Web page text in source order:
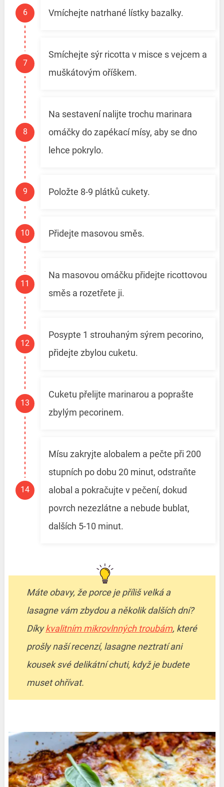
Vmíchejte natrhané lístky bazalky.
Smíchejte sýr ricotta v misce s vejcem a
muškátovým oříškem.
Na sestavení nalijte trochu marinara
omáčky do zapékací mísy, aby se dno
lehce pokrylo.
Položte 8-9 plátků cukety.
Přidejte masovou směs.
Na masovou omáčku přidejte ricottovou
směs a rozetřete ji.
Posypte 1 strouhaným sýrem pecorino,
přidejte zbylou cuketu.
Cuketu přelijte marinarou a poprašte
zbylým pecorinem.
Mísu zakryjte alobalem a pečte při 200
stupních po dobu 20 minut, odstraňte
alobal a pokračujte v pečení, dokud
povrch nezezlátne a nebude bublat,
dalších 5-10 minut.
Máte obavy, že porce je příliš velká a
lasagne vám zbydou a několik dalších dní?
Díkykvalitním mikrovlnných troubám, které
prošly naší recenzí, lasagne neztratí ani
kousek své delikátní chuti, když je budete
muset ohřívat.